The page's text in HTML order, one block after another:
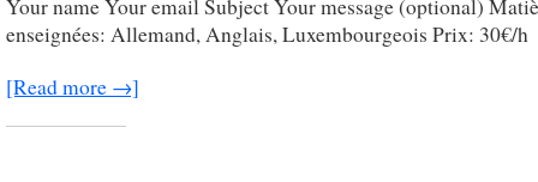
Your name Your email Subject Your message (optional)
enseignées: Allemand, Anglais, Luxembourgeois Prix: 30€/h
[Read more →]